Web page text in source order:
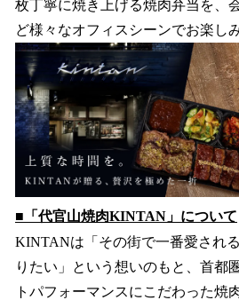
中
で
す
枚丁寧に焼き上げる焼肉弁当を、
ど様々なオフィスシーンでお楽し
■「代官山焼肉KINTAN」について
KINTANは「その街で一番愛され
りたい」という想いのもと、首都
トパフォーマンスにこだわった焼